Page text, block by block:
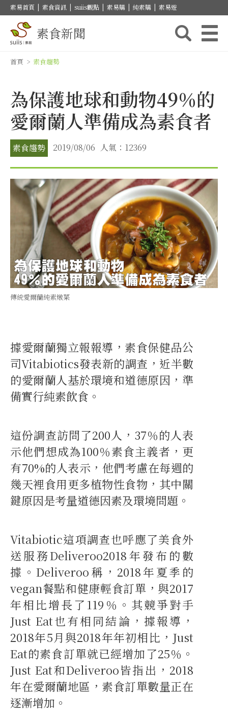
素易首頁 | 素食資訊 | suiis觀點 | 素易購 | 純素購 | 素易遊
素食新聞
首頁 > 素食趨勢
為保護地球和動物49％的
愛爾蘭人準備成為素食者
素食趨勢 2019/08/06 人氣：12369
傳統愛爾蘭純素燉菜
據愛爾蘭獨立報報導，素食保健品公
司Vitabiotics發表新的調查，近半數
的愛爾蘭人基於環境和道德原因，準
備實行純素飲食。
這份調查訪問了200人，37％的人表
示他們想成為100％素食主義者，更
有70%的人表示，他們考慮在每週的
幾天裡食用更多植物性食物，其中關
鍵原因是考量道德因素及環境問題。
Vitabiotic這項調查也呼應了美食外
送服務Deliveroo2018年發布的數
據。Deliveroo稱，2018年夏季的
vegan餐點和健康輕食訂單，與2017
年相比增長了119％。其競爭對手
Just Eat也有相同結論，據報導，
2018年5月與2018年年初相比，Just
Eat的素食訂單就已經增加了25％。
Just Eat和Deliveroo皆指出，2018
年在愛爾蘭地區，素食訂單數量正在
逐漸增加。